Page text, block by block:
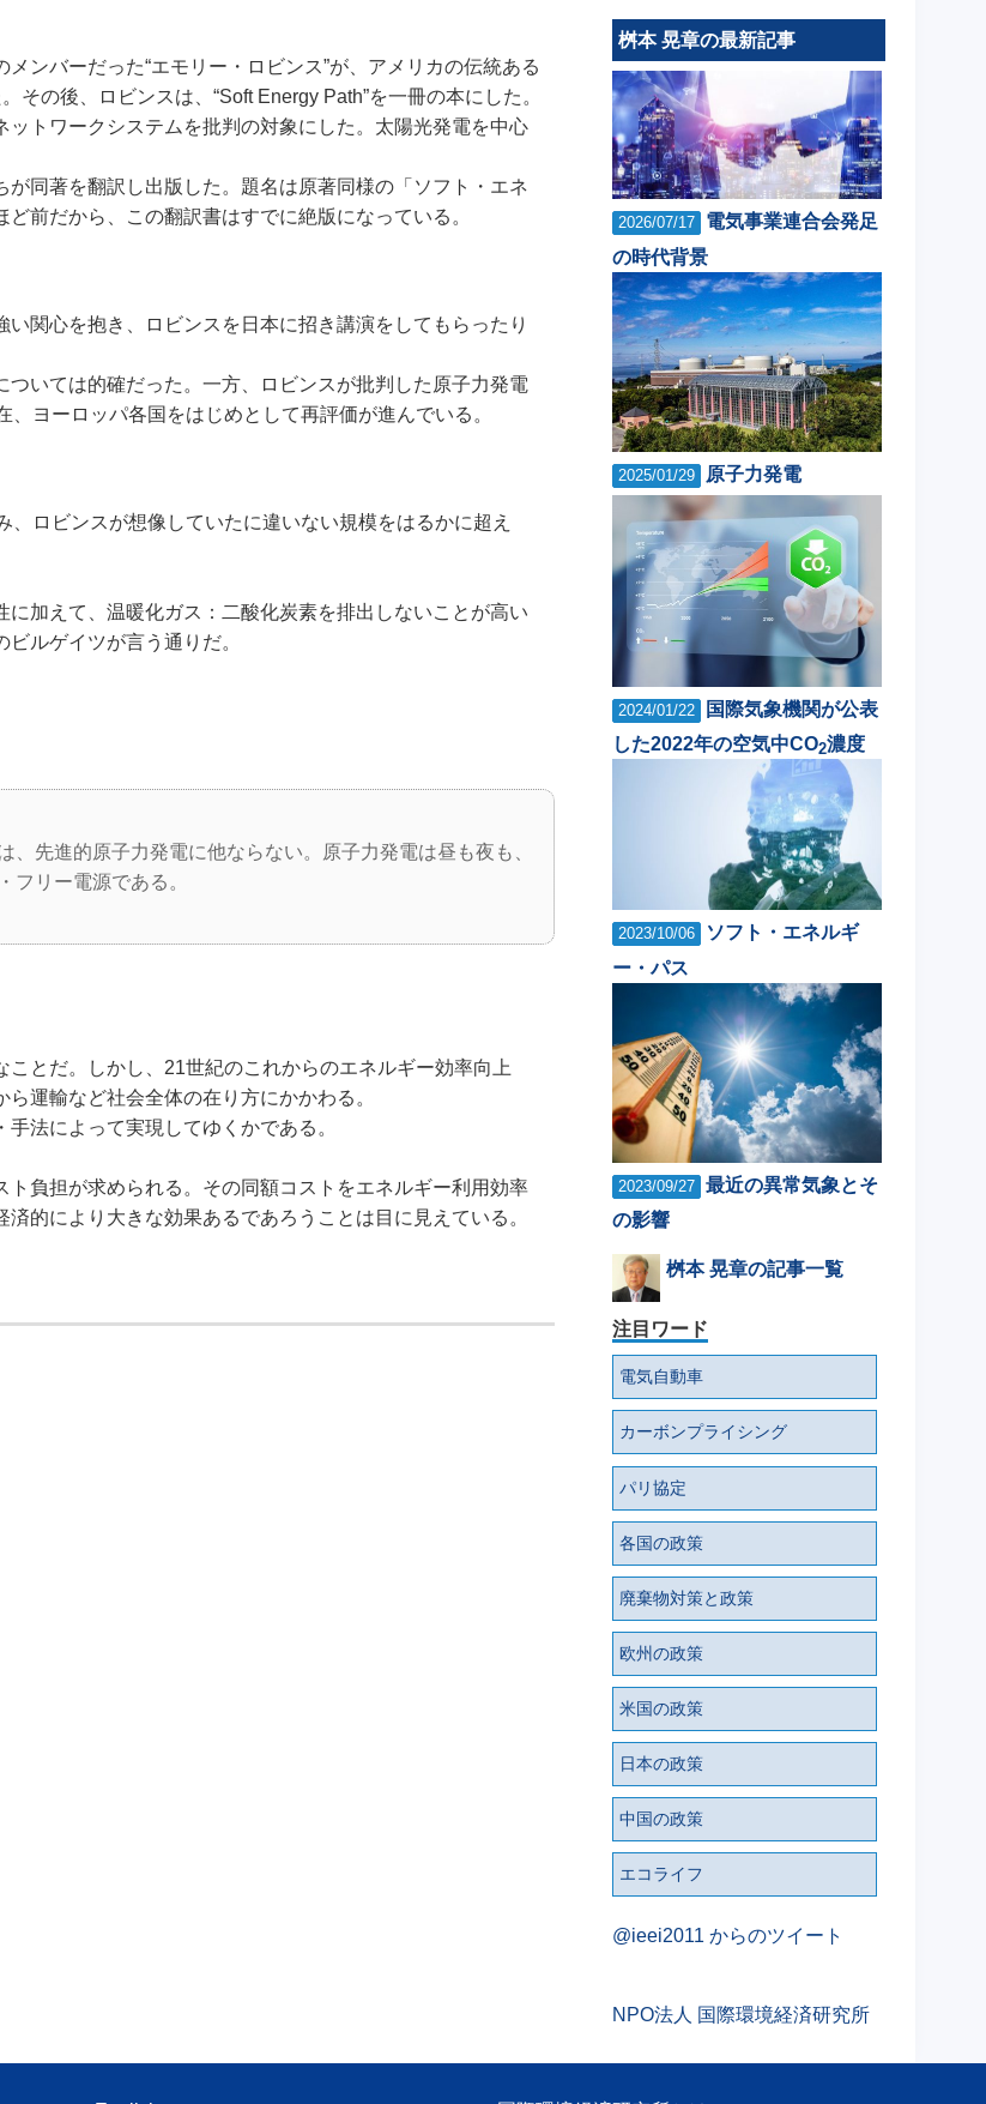
ンバーだった“エモリー・ロビンス”が、アメリカの伝統ある
その後、ロビンスは、“Soft Energy Path”を一冊の本にした。
トワークシステムを批判の対象にした。太陽光発電を中心
同著を翻訳し出版した。題名は原著同様の「ソフト・エネ
前だから、この翻訳書はすでに絶版になっている。
関心を抱き、ロビンスを日本に招き講演をしてもらったり
いては的確だった。一方、ロビンスが批判した原子力発電
ヨーロッパ各国をはじめとして再評価が進んでいる。
ロビンスが想像していたに違いない規模をはるかに超え
加えて、温暖化ガス：二酸化炭素を排出しないことが高い
ルゲイツが言う通りだ。
先進的原子力発電に他ならない。原子力発電は昼も夜も、
フリー電源である。
とだ。しかし、21世紀のこれからのエネルギー効率向上
運輸など社会全体の在り方にかかわる。
法によって実現してゆくかである。
負担が求められる。その同額コストをエネルギー利用効率
的により大きな効果あるであろうことは目に見えている。
桝本 晃章の最新記事
2026/07/17
電気事業連合会発足
の時代背景
2025/01/29 原子力発電
2024/01/22
国際気象機関が公表
した2022年の空気中CO2濃度
2023/10/06
ソフト・エネルギ
ー・パス
2023/09/27 最近の異常気象とそ
の影響
桝本 晃章の記事一覧
注目ワード
電気自動車
カーボンプライシング
パリ協定
各国の政策
廃棄物対策と政策
欧州の政策
米国の政策
日本の政策
中国の政策
エコライフ
@ieei2011 からのツイート
NPO法人 国際環境経済研究所